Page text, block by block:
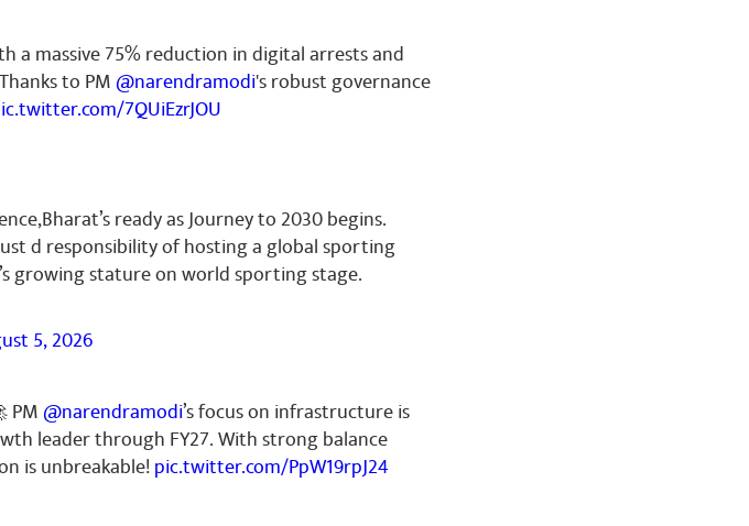
massive 75% reduction in digital arrests and
to PM @narendramodi's robust governance
7QUiEzrJOU
ready as Journey to 2030 begins.
d responsibility of hosting a global sporting
growing stature on world sporting stage.
5, 2026
PM @narendramodi’s focus on infrastructure is
leader through FY27. With strong balance
is unbreakable!pic.twitter.com/PpW19rpJ24